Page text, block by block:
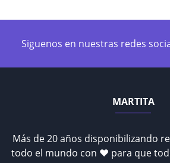
Siguenos en nuestras redes
MARTITA
Más de 20 años disponibilizando
todo el mundo con ♥ para que